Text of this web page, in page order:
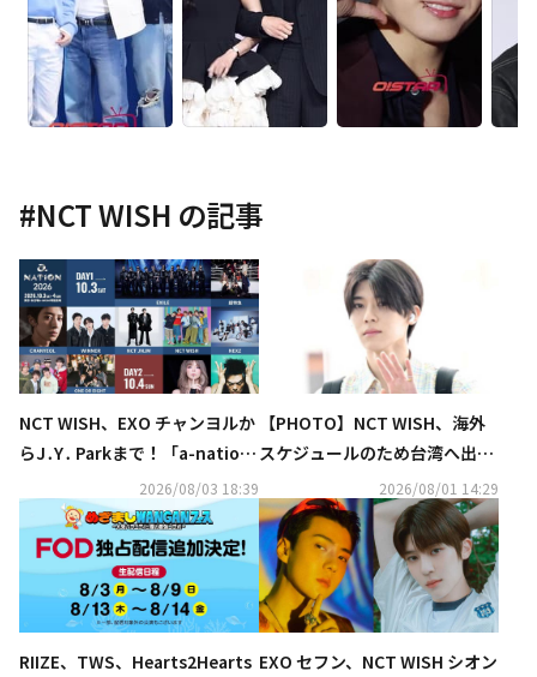
#NCT WISH の記事
NCT WISH、EXO チャンヨルか
らJ․Y․ Parkまで！「a-nation
2026」第1弾出演アーティスト
2026/08/03 18:39
【PHOTO】NCT WISH、海外
スケジュールのため台湾へ出国
2026/08/01 14:29
RIIZE、TWS、Hearts2Hearts EXO セフン、NCT WISH シオン